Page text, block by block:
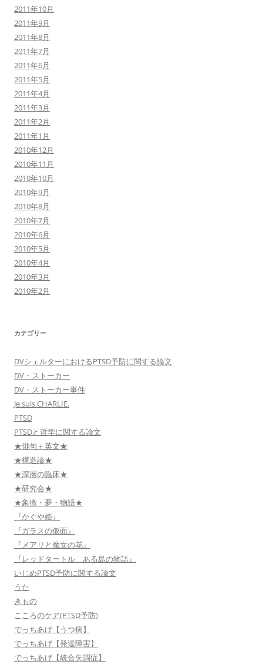
2011年10月
2011年9月
2011年8月
2011年7月
2011年6月
2011年5月
2011年4月
2011年3月
2011年2月
2011年1月
2010年12月
2010年11月
2010年10月
2010年9月
2010年8月
2010年7月
2010年6月
2010年5月
2010年4月
2010年3月
2010年2月
カテゴリー
DVシェルターにおけるPTSD予防に関する論文
DV・ストーカー
DV・ストーカー事件
Je suis CHARLIE.
PTSD
PTSDと哲学に関する論文
★俳句＋英文★
★構造論★
★深層の臨床★
★研究会★
★象徴・夢・物語★
『かぐや姫』
『ガラスの仮面』
『メアリと魔女の花』
『レッドタートル ある島の物語』
いじめPTSD予防に関する論文
うた
きもの
こころのケア(PTSD予防)
でっちあげ【うつ病】
でっちあげ【発達障害】
でっちあげ【統合失調症】